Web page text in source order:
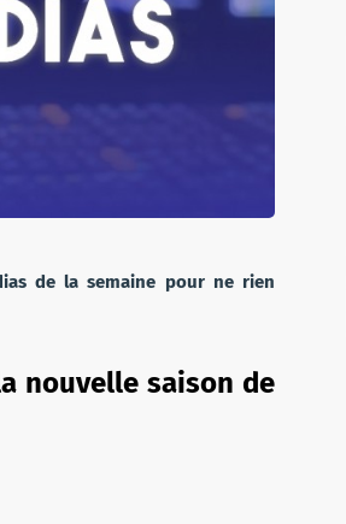
de la semaine pour ne rien
nouvelle saison de